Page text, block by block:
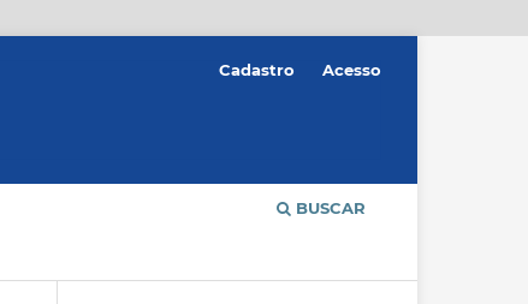
BUSCAR
Cadastro Acesso